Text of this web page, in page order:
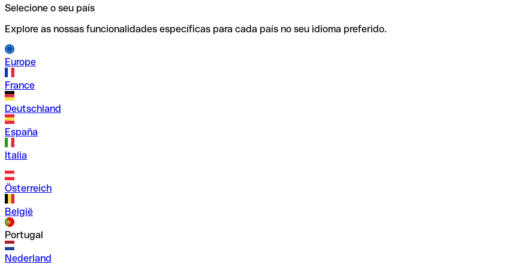
Selecione o seu país
Explore as nossas funcionalidades específicas para cada país no seu idioma preferido.
Europe
France
Deutschland
España
Italia
Österreich
België
Portugal
Nederland